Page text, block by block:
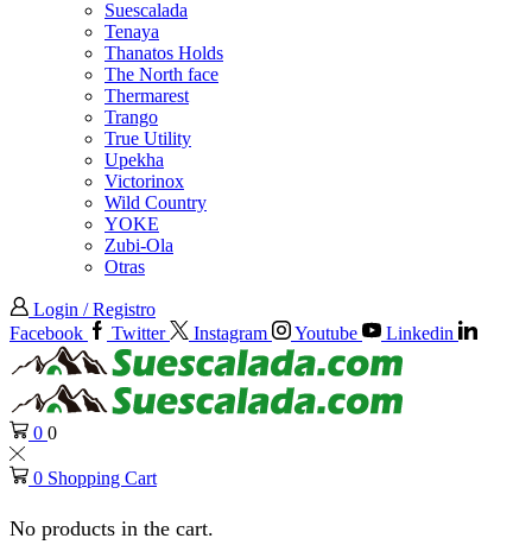
Suescalada
Tenaya
Thanatos Holds
The North face
Thermarest
Trango
True Utility
Upekha
Victorinox
Wild Country
YOKE
Zubi-Ola
Otras
Login / Registro
Facebook
Twitter Instagram Youtube Linkedin
0 0
0 Shopping Cart
No products in the cart.